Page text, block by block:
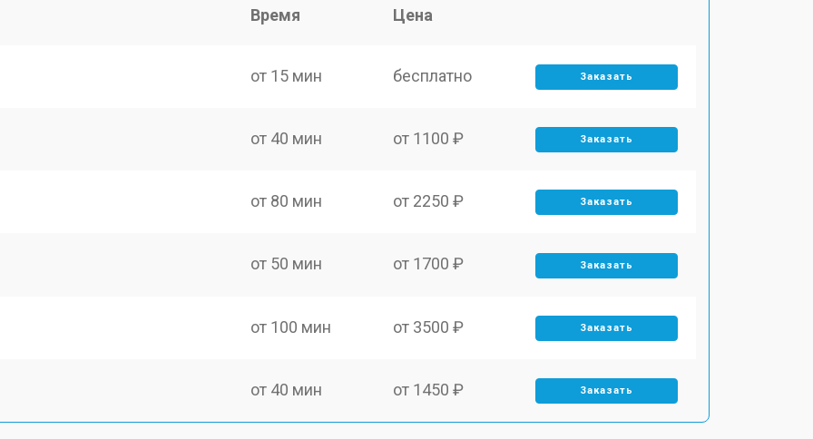
Время Цена
от 15 мин бесплатно Заказать
от 40 мин от 1100 ₽ Заказать
от 80 мин от 2250 ₽ Заказать
от 50 мин от 1700 ₽ Заказать
от 100 мин от 3500 ₽ Заказать
от 40 мин от 1450 ₽ Заказать